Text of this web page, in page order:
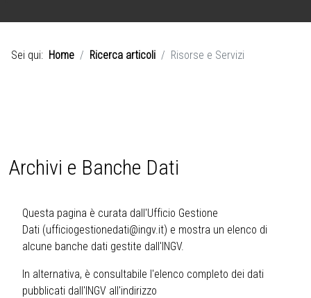
Sei qui: Home Ricerca articoli Risorse e Servizi
Archivi e Banche Dati
Questa pagina è curata dall'Ufficio Gestione
Dati (ufficiogestionedati@ingv.it) e mostra un elenco di
alcune banche dati gestite dall'INGV.
In alternativa, è consultabile l'elenco completo dei dati
pubblicati dall'INGV all'indirizzo